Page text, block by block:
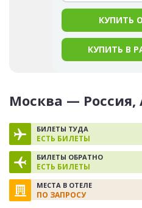
Москва —
БИЛЕТЫ ТУДА
ЕСТЬ БИЛЕТЫ
БИЛЕТЫ ОБРАТНО
ЕСТЬ БИЛЕТЫ
МЕСТА В ОТЕЛЕ
ПО ЗАПРОСУ
КУПИТЬ
КУПИТЬ В